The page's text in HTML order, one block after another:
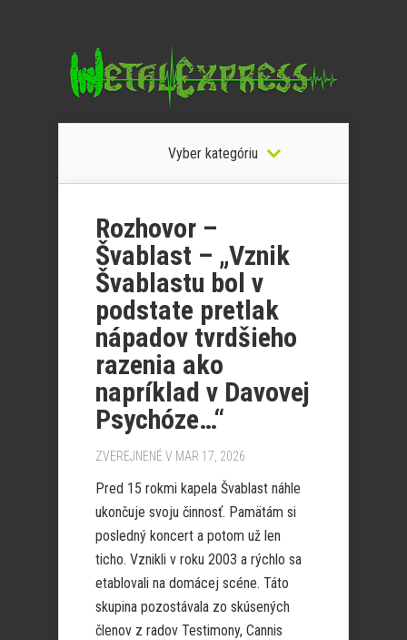
Vyber kategóriu
Rozhovor –
Švablast – „Vznik
Švablastu bol v
podstate pretlak
nápadov tvrdšieho
razenia ako
napríklad v Davovej
Psychóze…“
ZVEREJNENÉ V MAR 17, 2026
Pred 15 rokmi kapela Švablast náhle
ukončuje svoju činnosť. Pamätám si
posledný koncert a potom už len
ticho. Vznikli v roku 2003 a rýchlo sa
etablovali na domácej scéne. Táto
skupina pozostávala zo skúsených
členov z radov Testimony, Cannis